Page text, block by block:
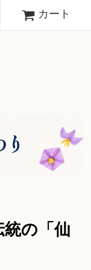
カート
の「仙